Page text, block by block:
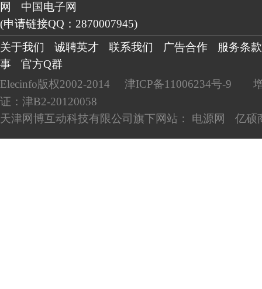
网
中国电子网
(申请链接QQ：2870007945)
关于我们
诚聘英才 联系我们 广告合作
服务条款
事
官方Q群
Elecinfo版权2002-2014
津ICP备11006234号-9
证：津B2-20120058
天津网博互动科技有限公司旗下网站： 电源网 亿硕